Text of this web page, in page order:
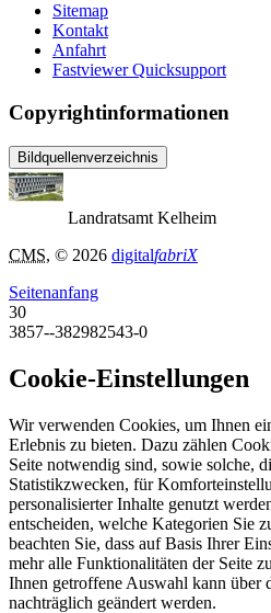
Sitemap
Kontakt
Anfahrt
Fastviewer Quicksupport
Copyrightinformationen
Bildquellenverzeichnis
Landratsamt Kelheim
CMS, © 2026 digitalfabriX
Seitenanfang
30
3857--382982543-0
Cookie-Einstellungen
Wir verwenden Cookies, um Ihnen
Erlebnis zu bieten. Dazu zählen
Seite notwendig sind, sowie solche,
Statistikzwecken, für
personalisierter Inhalte genutzt
entscheiden, welche Kategorien Sie
beachten Sie, dass auf Basis Ihrer
mehr alle Funktionalitäten der Seite
Ihnen getroffene Auswahl kann über
nachträglich geändert werden.